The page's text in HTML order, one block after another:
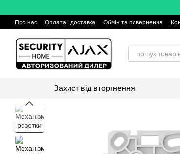
Про нас Оплата і доставка Обмін та повернення
Захист від вторгнення